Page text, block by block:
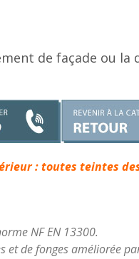
de façade ou
: toutes teintes
NF EN 13300.
et de fonges améliorée